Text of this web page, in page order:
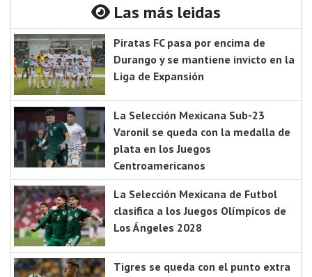
Las más leidas
Piratas FC pasa por encima de
Durango y se mantiene invicto en la
Liga de Expansión
La Selección Mexicana Sub-23
Varonil se queda con la medalla de
plata en los Juegos
Centroamericanos
La Selección Mexicana de Futbol
clasifica a los Juegos Olímpicos de
Los Ángeles 2028
Tigres se queda con el punto extra